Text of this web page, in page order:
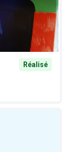
Réalisé